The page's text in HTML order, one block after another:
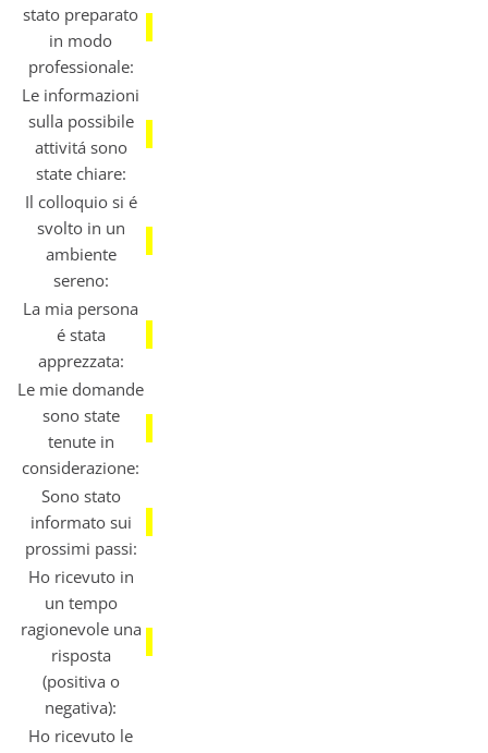
stato preparato
in modo
professionale:
Le informazioni
sulla possibile
attivitá sono
state chiare:
Il colloquio si é
svolto in un
ambiente
sereno:
La mia persona
é stata
apprezzata:
Le mie domande
sono state
tenute in
considerazione:
Sono stato
informato sui
prossimi passi:
Ho ricevuto in
un tempo
ragionevole una
risposta
(positiva o
negativa):
Ho ricevuto le